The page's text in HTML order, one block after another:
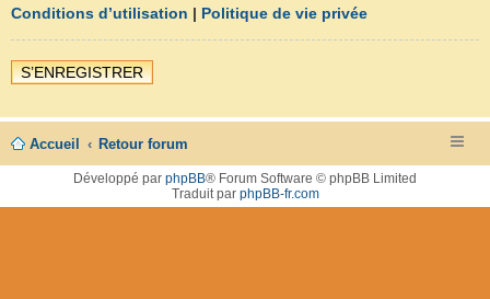
Conditions d’utilisation | Politique de vie privée
S’ENREGISTRER
Accueil Retour forum
Développé par phpBB® Forum Software © phpBB Limited
Traduit par phpBB-fr.com